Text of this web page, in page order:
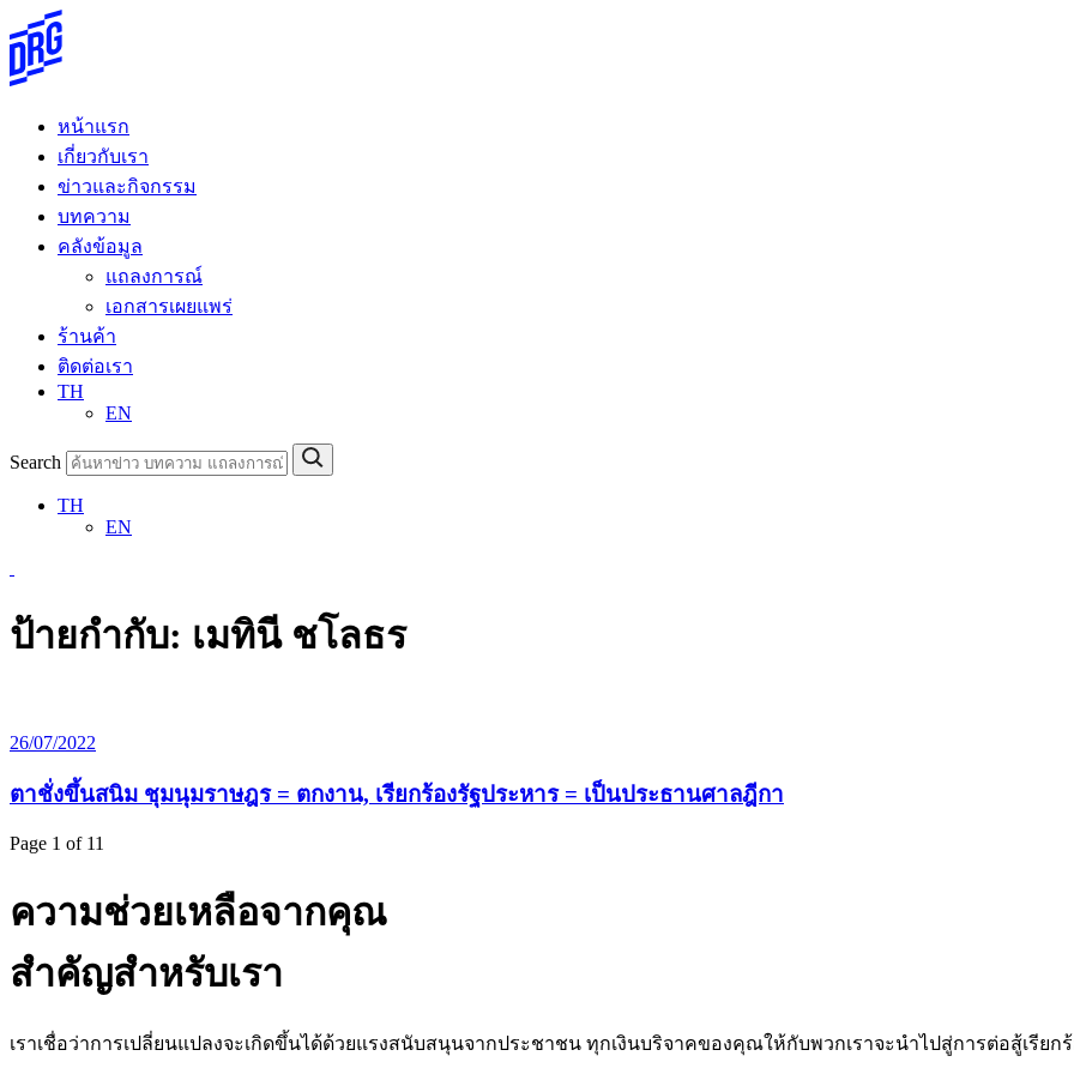
Skip
to
content
หน้าแรก
เกี่ยวกับเรา
ข่าวและกิจกรรม
บทความ
คลังข้อมูล
แถลงการณ์
เอกสารเผยแพร่
ร้านค้า
ติดต่อเรา
TH
EN
Search
TH
EN
ป้ายกำกับ: เมทินี ชโลธร
26/07/2022
ตาชั่งขึ้นสนิม ชุมนุมราษฎร = ตกงาน, เรียกร้องรัฐประหาร = เป็นประธานศาลฎีกา
Page 1 of 11
ความช่วยเหลือจากคุณ
สำคัญสำหรับเรา
เราเชื่อว่าการเปลี่ยนแปลงจะเกิดขึ้นได้ด้วยแรงสนับสนุนจากประชาชน ทุกเงินบริจาคของคุณให้กับพวกเราจะนำไปสู่การต่อสู้เรียก